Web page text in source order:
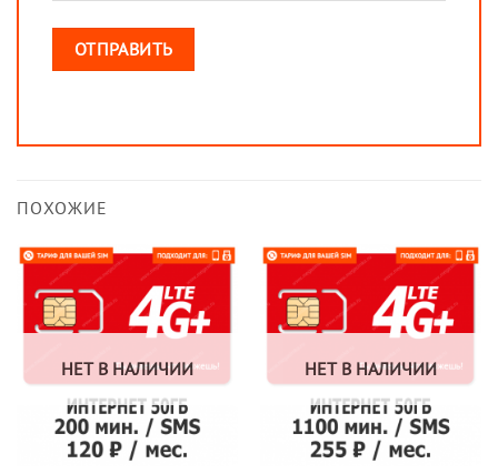
ПОХОЖИЕ
НЕТ В НАЛИЧИИ НЕТ В НАЛИЧИИ